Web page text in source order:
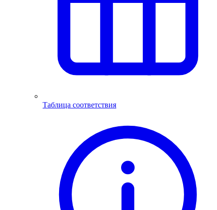
Таблица соответствия